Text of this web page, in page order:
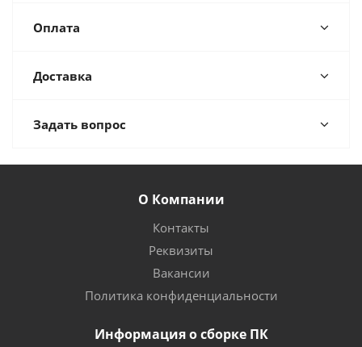
Оплата
Доставка
Задать вопрос
О Компании
Контакты
Реквизиты
Вакансии
Политика конфиденциальности
Информация о сборке ПК